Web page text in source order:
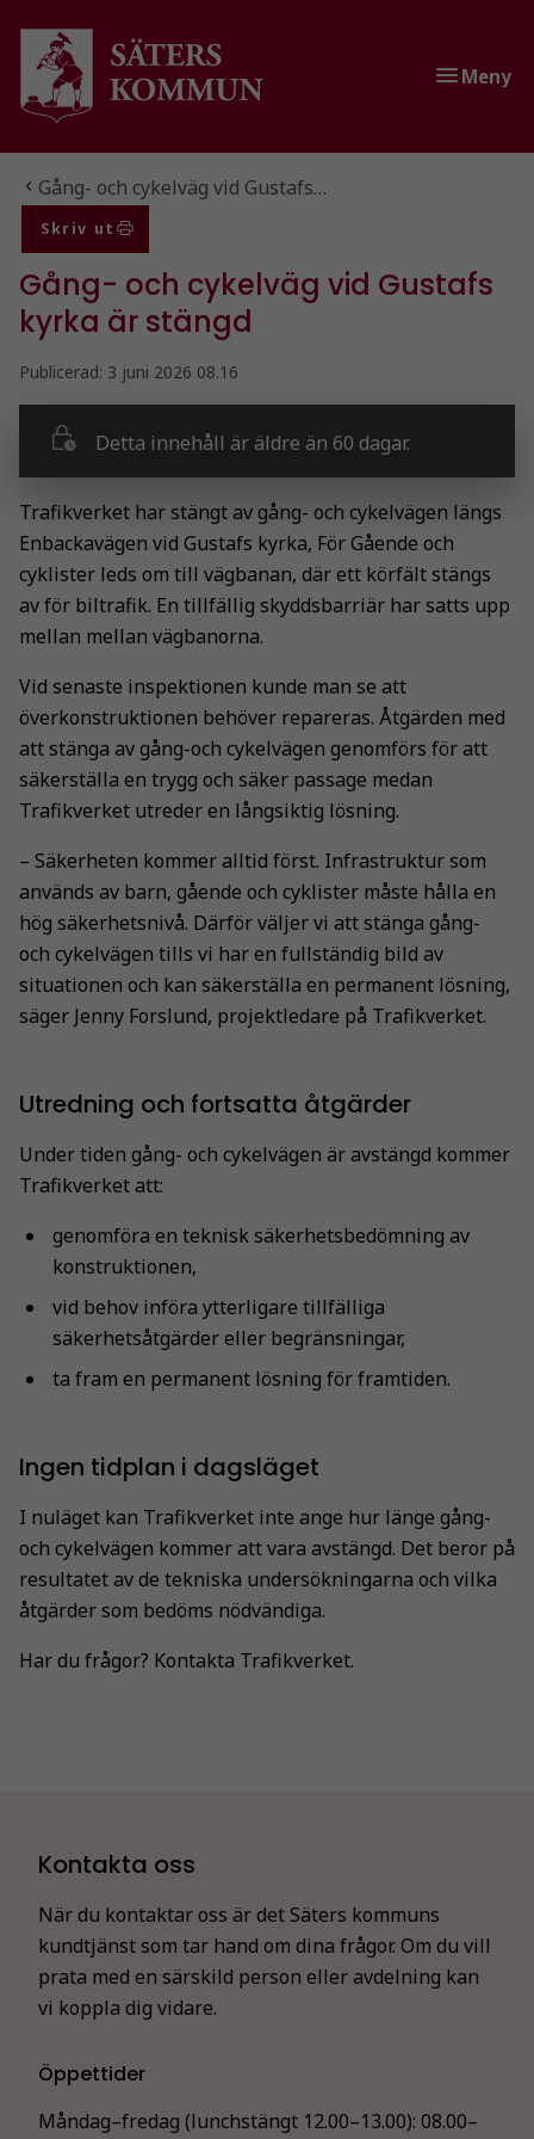
Gå till innehåll
Gå till huvudmeny
Meny
Du är här:
Gång- och cykelväg vid Gustafs…
Skriv ut
Gång- och cykelväg vid Gustafs
kyrka är stängd
Publicerad: 3 juni 2026 08.16
Detta innehåll är äldre än 60 dagar.
Trafikverket har stängt av gång- och cykelvägen längs
Enbackavägen vid Gustafs kyrka, För Gående och
cyklister leds om till vägbanan, där ett körfält stängs
av för biltrafik. En tillfällig skyddsbarriär har satts upp
mellan mellan vägbanorna.
Vid senaste inspektionen kunde man se att
överkonstruktionen behöver repareras. Åtgärden med
att stänga av gång-och cykelvägen genomförs för att
säkerställa en trygg och säker passage medan
Trafikverket utreder en långsiktig lösning.
– Säkerheten kommer alltid först. Infrastruktur som
används av barn, gående och cyklister måste hålla en
hög säkerhetsnivå. Därför väljer vi att stänga gång-
och cykelvägen tills vi har en fullständig bild av
situationen och kan säkerställa en permanent lösning,
säger Jenny Forslund, projektledare på Trafikverket.
Utredning och fortsatta åtgärder
Under tiden gång- och cykelvägen är avstängd kommer
Trafikverket att:
genomföra en teknisk säkerhetsbedömning av
konstruktionen,
vid behov införa ytterligare tillfälliga
säkerhetsåtgärder eller begränsningar,
ta fram en permanent lösning för framtiden.
Ingen tidplan i dagsläget
I nuläget kan Trafikverket inte ange hur länge gång-
och cykelvägen kommer att vara avstängd. Det beror på
resultatet av de tekniska undersökningarna och vilka
åtgärder som bedöms nödvändiga.
Har du frågor? Kontakta Trafikverket.
Kontakta oss
När du kontaktar oss är det Säters kommuns
kundtjänst som tar hand om dina frågor. Om du vill
prata med en särskild person eller avdelning kan
vi koppla dig vidare.
Öppettider
Måndag–fredag (lunchstängt 12.00–13.00): 08.00–